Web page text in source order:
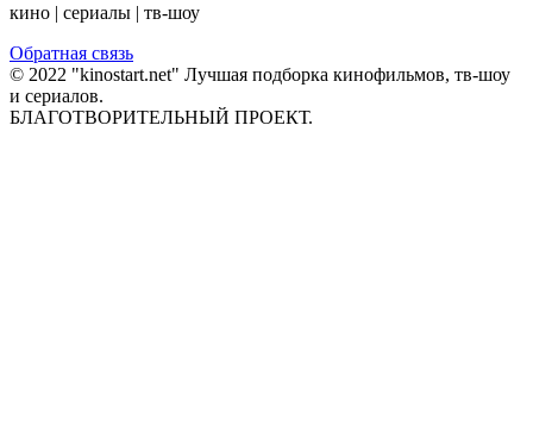
кино | сериалы | тв-шоу
Обратная связь
© 2022 "kinostart.net" Лучшая подборка кинофильмов, тв-шоу
и сериалов.
БЛАГОТВОРИТЕЛЬНЫЙ ПРОЕКТ.